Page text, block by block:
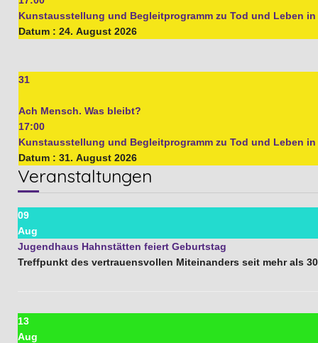
Kunstausstellung und Begleitprogramm zu Tod und Leben in
Datum : 24. August 2026
31
Ach Mensch. Was bleibt?
17:00
Kunstausstellung und Begleitprogramm zu Tod und Leben in
Datum : 31. August 2026
Veranstaltungen
09
Aug
Jugendhaus Hahnstätten feiert Geburtstag
Treffpunkt des vertrauensvollen Miteinanders seit mehr als
13
Aug